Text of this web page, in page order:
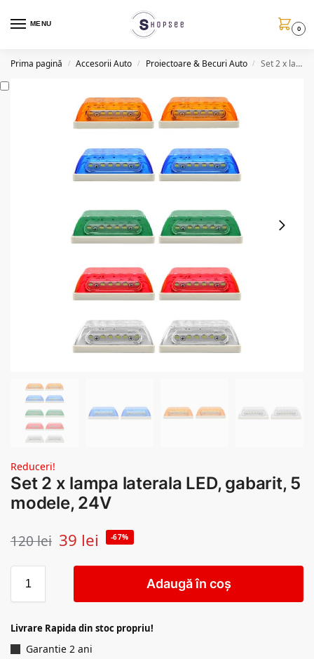
MENU
0
Prima pagină / Accesorii Auto / Proiectoare & Becuri Auto / Set 2 x lampa laterala LED, gabarit, 5 modele, 24V
Reduceri!
Set 2 x lampa laterala LED, gabarit, 5
modele, 24V
120lei 39 lei -67%
Adaugă în coș
Livrare Rapida din stoc propriu!
Garantie 2 ani